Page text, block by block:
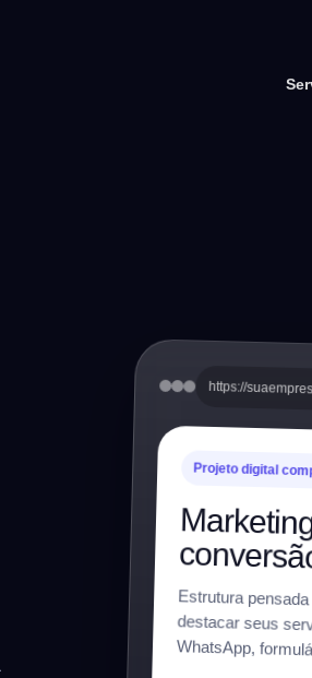
https://
Projeto digital
Estrutura
destacar seus
WhatsApp,